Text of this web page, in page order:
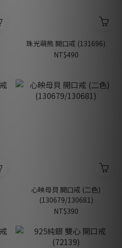
珠光萌熊 開口戒 (131696)
NT$490
心映母貝 開口戒 (二色)
(130679/130681)
NT$390